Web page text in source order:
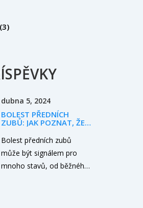
(3)
dubna 5, 2024
BOLEST PŘEDNÍCH
ZUBŮ: JAK POZNAT, ŽE
ZUBNÍHO LÉKAŘE?
Bolest předních zubů
může být signálem pro
mnoho stavů, od běžného